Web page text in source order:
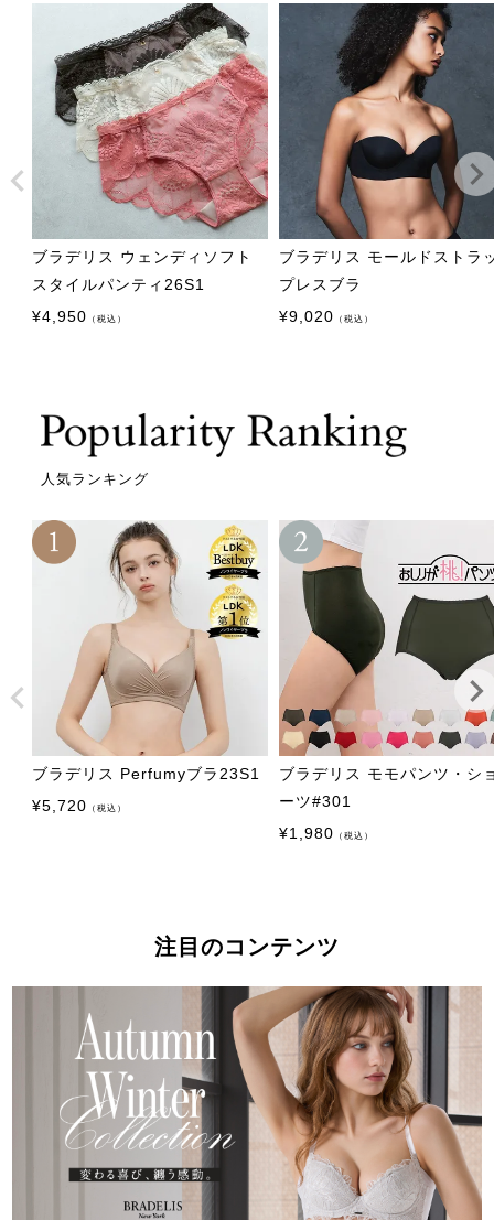
ブラデリス ウェンディソフト
スタイルパンティ26S1
¥4,950 （税込）
ブラデリス モールドストラ
プレスブラ
¥9,020 （税込）
人気ランキング
ブラデリス Perfumyブラ23S1
¥5,720 （税込）
ブラデリス モモパンツ・シ
ーツ#301
¥1,980 （税込）
注目のコンテンツ